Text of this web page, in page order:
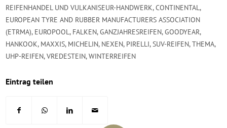
REIFENHANDEL UND VULKANISEUR-HANDWERK,CONTINENTAL,
EUROPEAN TYRE AND RUBBER MANUFACTURERS ASSOCIATION
(ETRMA), EUROPOOL, FALKEN,GANZJAHRESREIFEN,GOODYEAR,
HANKOOK, MAXXIS, MICHELIN, NEXEN, PIRELLI, SUV-REIFEN,THEMA,
UHP-REIFEN,VREDESTEIN,WINTERREIFEN
Eintrag teilen